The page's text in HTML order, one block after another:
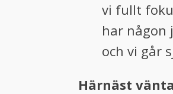
vi fullt
har någon
och vi går
Härnäst